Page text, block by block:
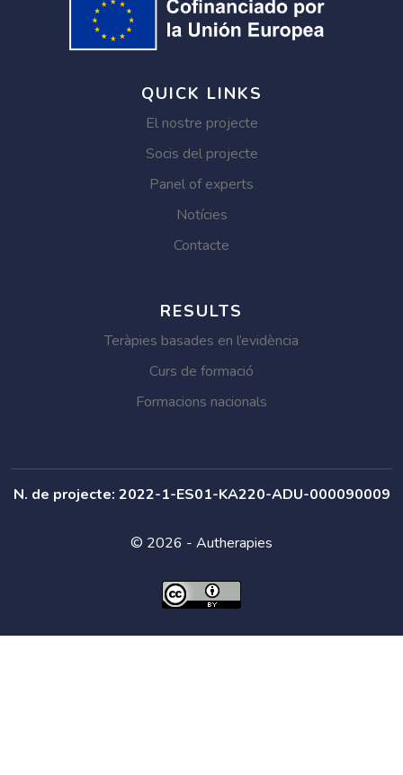
QUICK LINKS
El nostre projecte
Socis del projecte
Panel of experts
Notícies
Contacte
RESULTS
Teràpies basades en l’evidència
Curs de formació
Formacions nacionals
N. de projecte: 2022-1-ES01-KA220-ADU-000090009
© 2026 - Autherapies